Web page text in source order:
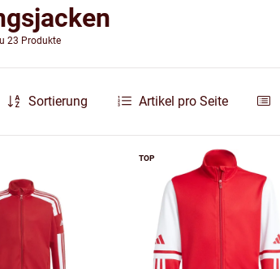
23 Produkte
Sortierung Artikel pro Seite
TOP